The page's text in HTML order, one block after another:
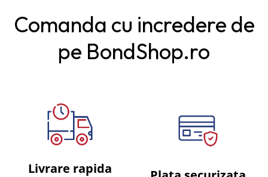
Comanda cu incredere de
pe BondShop.ro
Livrare rapida